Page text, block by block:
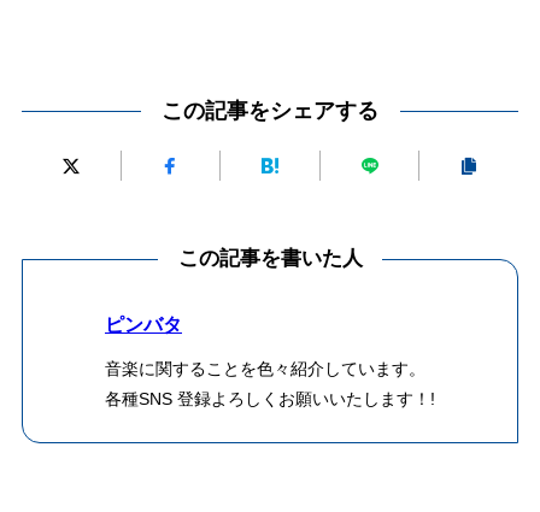
この記事をシェアする
この記事を書いた人
ピンバタ
音楽に関することを色々紹介しています。
各種SNS 登録よろしくお願いいたします！!